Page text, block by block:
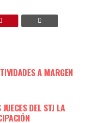
A MARGEN
DEL STJ LA